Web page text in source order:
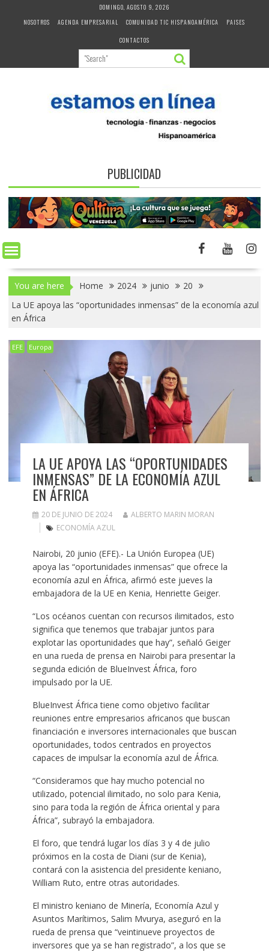
DOMINGO, AGOSTO 9, 2026
NOSOTROS
AGENDA EMPRESARIAL COMUNIDAD TIC HISPANOAMÉRICA
PAISES
CONTACTOS
PUBLICIDAD
You are here Home 2024 junio
20
La UE apoya las “oportunidades inmensas” de la economía azul
en África
EFE Europa
LA UE APOYA LAS “OPORTUNIDADES
INMENSAS” DE LA ECONOMÍA AZUL
EN ÁFRICA
20 DE JUNIO DE 2024
ALBERTO MARIN MORAN
ECONOMÍA AZUL
Nairobi, 20 junio (EFE).- La Unión Europea (UE)
apoya las “oportunidades inmensas” que ofrece la
economía azul en África, afirmó este jueves la
embajadora de la UE en Kenia, Henriette Geiger.
“Los océanos cuentan con recursos ilimitados, esto
significa que tenemos que trabajar juntos para
explotar las oportunidades que hay”, señaló Geiger
en una rueda de prensa en Nairobi para presentar la
segunda edición de BlueInvest África, foro
impulsado por la UE.
BlueInvest África tiene como objetivo facilitar
reuniones entre empresarios africanos que buscan
financiación e inversores internacionales que buscan
oportunidades, todos centrados en proyectos
capaces de impulsar la economía azul de África.
“Consideramos que hay mucho potencial no
utilizado, potencial ilimitado, no solo para Kenia,
sino para toda la región de África oriental y para
África”, subrayó la embajadora.
El foro, que tendrá lugar los días 3 y 4 de julio
próximos en la costa de Diani (sur de Kenia),
contará con la asistencia del presidente keniano,
William Ruto, entre otras autoridades.
El ministro keniano de Minería, Economía Azul y
Asuntos Marítimos, Salim Mvurya, aseguró en la
rueda de prensa que “veintinueve proyectos de
inversores que ya se han registrado”, a los que se